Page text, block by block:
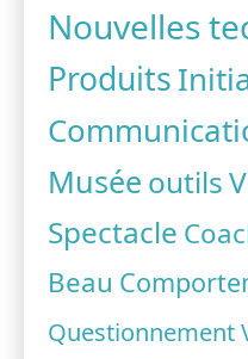
Nouvelles
Produits
Musée outils
Spectacle
Beau
Questionnement